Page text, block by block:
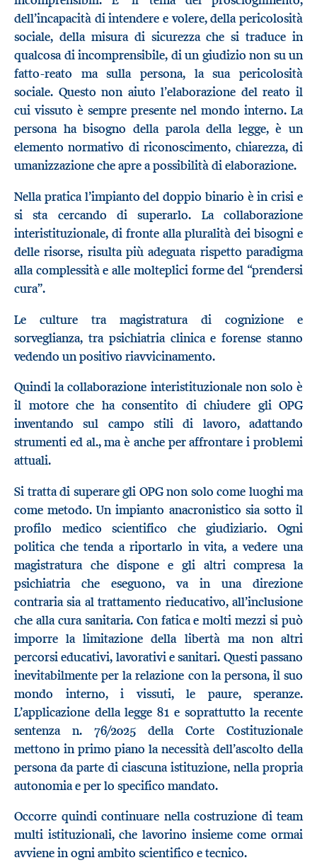
dell’incapacità di intendere e volere, della pericolosità
sociale, della misura di sicurezza che si traduce in
qualcosa di incomprensibile, di un giudizio non su un
fatto-reato ma sulla persona, la sua pericolosità
sociale. Questo non aiuto l’elaborazione del reato il
cui vissuto è sempre presente nel mondo interno. La
persona ha bisogno della parola della legge, è un
elemento normativo di riconoscimento, chiarezza, di
umanizzazione che apre a possibilità di elaborazione.
Nella pratica l’impianto del doppio binario è in crisi e
si sta cercando di superarlo. La collaborazione
interistituzionale, di fronte alla pluralità dei bisogni e
delle risorse, risulta più adeguata rispetto paradigma
alla complessità e alle molteplici forme del “prendersi
cura”.
Le culture tra magistratura di cognizione e
sorveglianza, tra psichiatria clinica e forense stanno
vedendo un positivo riavvicinamento.
Quindi la collaborazione interistituzionale non solo è
il motore che ha consentito di chiudere gli OPG
inventando sul campo stili di lavoro, adattando
strumenti ed al., ma è anche per affrontare i problemi
attuali.
Si tratta di superare gli OPG non solo come luoghi ma
come metodo. Un impianto anacronistico sia sotto il
profilo medico scientifico che giudiziario. Ogni
politica che tenda a riportarlo in vita, a vedere una
magistratura che dispone e gli altri compresa la
psichiatria che eseguono, va in una direzione
contraria sia al trattamento rieducativo, all’inclusione
che alla cura sanitaria. Con fatica e molti mezzi si può
imporre la limitazione della libertà ma non altri
percorsi educativi, lavorativi e sanitari. Questi passano
inevitabilmente per la relazione con la persona, il suo
mondo interno, i vissuti, le paure, speranze.
L’applicazione della legge 81 e soprattutto la recente
sentenza n. 76/2025 della Corte Costituzionale
mettono in primo piano la necessità dell’ascolto della
persona da parte di ciascuna istituzione, nella propria
autonomia e per lo specifico mandato.
Occorre quindi continuare nella costruzione di team
multi istituzionali, che lavorino insieme come ormai
avviene in ogni ambito scientifico e tecnico.